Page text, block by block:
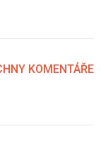
KOMENTÁŘE